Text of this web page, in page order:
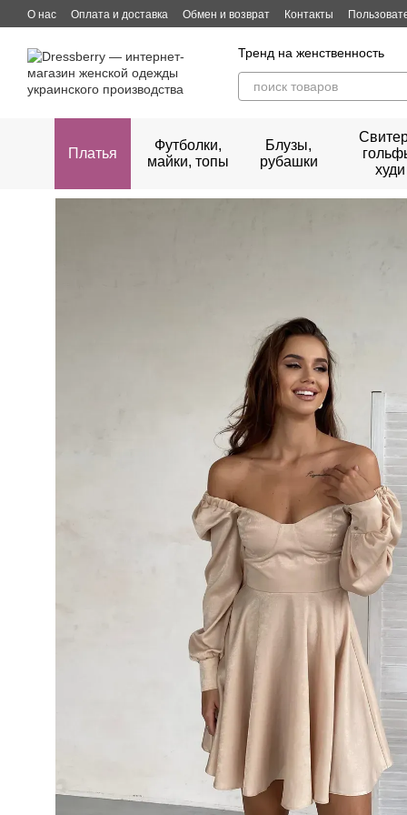
Перейти к основному контенту
О нас Оплата и доставка Обмен и возврат Контакты
Тренд на женственность
Платья
Футболки,
майки, топы
Блузы,
рубашки
худи